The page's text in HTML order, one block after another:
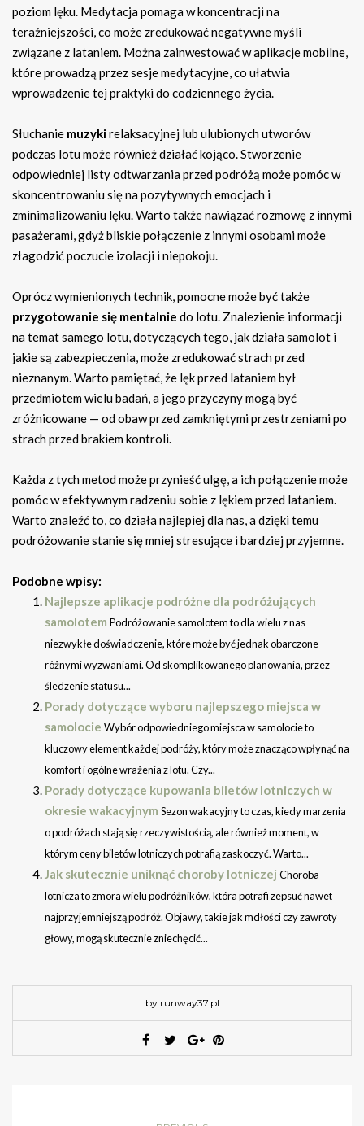
poziom lęku. Medytacja pomaga w koncentracji na
teraźniejszości, co może zredukować negatywne myśli
związane z lataniem. Można zainwestować w aplikacje mobilne,
które prowadzą przez sesje medytacyjne, co ułatwia
wprowadzenie tej praktyki do codziennego życia.
Słuchanie muzykirelaksacyjnej lub ulubionych utworów
podczas lotu może również działać kojąco. Stworzenie
odpowiedniej listy odtwarzania przed podróżą może pomóc w
skoncentrowaniu się na pozytywnych emocjach i
zminimalizowaniu lęku. Warto także nawiązać rozmowę z innymi
pasażerami, gdyż bliskie połączenie z innymi osobami może
złagodzić poczucie izolacji i niepokoju.
Oprócz wymienionych technik, pomocne może być także
przygotowanie się mentalnie do lotu. Znalezienie informacji
na temat samego lotu, dotyczących tego, jak działa samolot i
jakie są zabezpieczenia, może zredukować strach przed
nieznanym. Warto pamiętać, że lęk przed lataniem był
przedmiotem wielu badań, a jego przyczyny mogą być
zróżnicowane — od obaw przed zamkniętymi przestrzeniami po
strach przed brakiem kontroli.
Każda z tych metod może przynieść ulgę, a ich połączenie może
pomóc w efektywnym radzeniu sobie z lękiem przed lataniem.
Warto znaleźć to, co działa najlepiej dla nas, a dzięki temu
podróżowanie stanie się mniej stresujące i bardziej przyjemne.
Podobne wpisy:
Najlepsze aplikacje podróżne dla podróżujących
samolotem Podróżowanie samolotem to dla wielu z nas
niezwykłe doświadczenie, które może być jednak obarczone
różnymi wyzwaniami. Od skomplikowanego planowania, przez
śledzenie statusu...
Porady dotyczące wyboru najlepszego miejsca w
samolocie Wybór odpowiedniego miejsca w samolocie to
kluczowy element każdej podróży, który może znacząco wpłynąć na
komfort i ogólne wrażenia z lotu. Czy...
Porady dotyczące kupowania biletów lotniczych w
okresie wakacyjnym Sezon wakacyjny to czas, kiedy marzenia
o podróżach stają się rzeczywistością, ale również moment, w
którym ceny biletów lotniczych potrafią zaskoczyć. Warto...
Jak skutecznie uniknąć choroby lotniczej Choroba
lotnicza to zmora wielu podróżników, która potrafi zepsuć nawet
najprzyjemniejszą podróż. Objawy, takie jak mdłości czy zawroty
głowy, mogą skutecznie zniechęcić...
by runway37.pl